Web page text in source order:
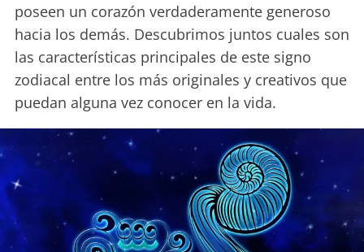
poseen un corazón verdaderamente generoso
hacia los demás. Descubrimos juntos cuales son
las características principales de este signo
zodiacal entre los más originales y creativos que
puedan alguna vez conocer en la vida.